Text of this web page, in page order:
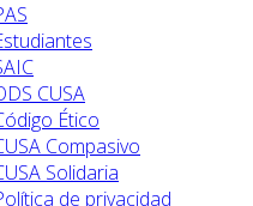
CUSA
Ético
Compasivo
Solidaria
de privacidad